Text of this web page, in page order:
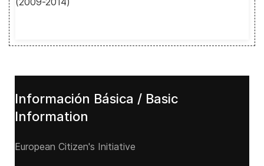
Información Básica / Basic
Information
European Citizen's Initiative